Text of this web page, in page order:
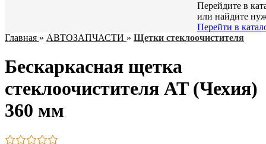
Перейдите в
или найдите
Перейти в
Главная » АВТОЗАПЧАСТИ » Щетки стеклоочистителя
Бескаркасная щетка
стеклоочистителя AT (Чехия)
360 мм